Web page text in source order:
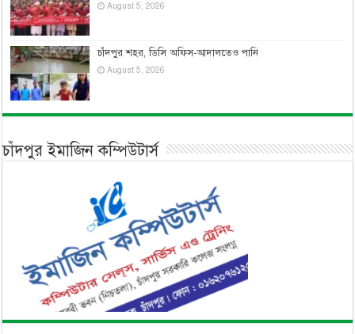
August 5, 2026
চাঁদপুর শহর, ডিসি অফিস-আদালতেও পানি
August 5, 2026
চাঁদপুর ইমাজিন কম্পিউটার্স